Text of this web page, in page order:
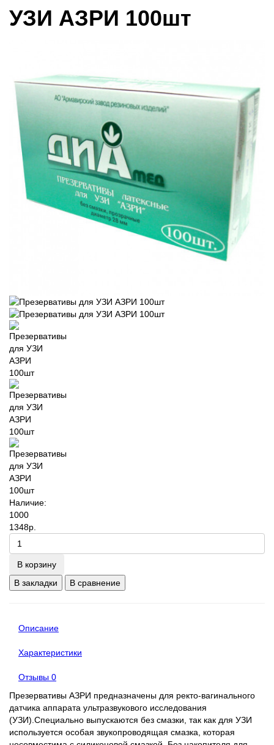
УЗИ АЗРИ 100шт
Наличие:
1000
1348р.
В корзину
В закладки
В сравнение
Описание
Характеристики
Отзывы 0
Презервативы АЗРИ предназначены для ректо-вагинального
датчика аппарата ультразвукового исследования
(УЗИ).Специально выпускаются без смазки, так как для УЗИ
используется особая звукопроводящая смазка, которая